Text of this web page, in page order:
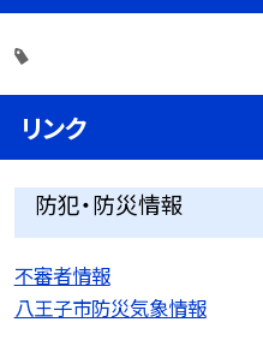
リンク
防犯・防災情報
不審者情報
八王子市防災気象情報